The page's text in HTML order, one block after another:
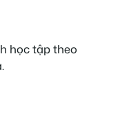
học tập theo